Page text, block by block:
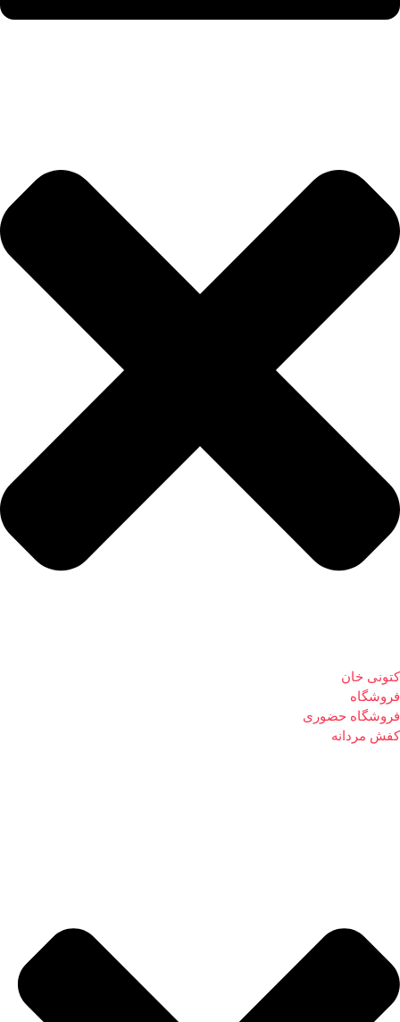
کتونی خان
فروشگاه
فروشگاه حضوری
کفش مردانه